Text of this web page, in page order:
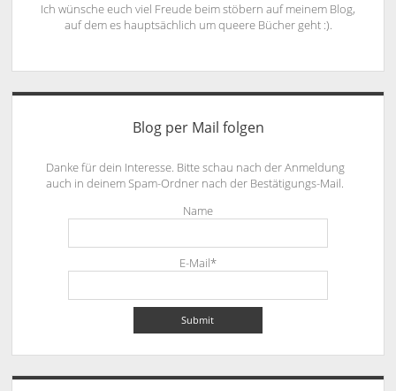
Ich wünsche euch viel Freude beim stöbern auf meinem Blog,
auf dem es hauptsächlich um queere Bücher geht :).
Blog per Mail folgen
Danke für dein Interesse. Bitte schau nach der Anmeldung
auch in deinem Spam-Ordner nach der Bestätigungs-Mail.
Name
E-Mail*